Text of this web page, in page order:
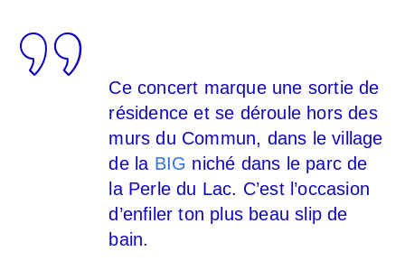
Ce concert marque une sortie de
résidence et se déroule hors des
murs du Commun, dans le village
de la BIG niché dans le parc de
la Perle du Lac. C’est l’occasion
d’enfiler ton plus beau slip de
bain.